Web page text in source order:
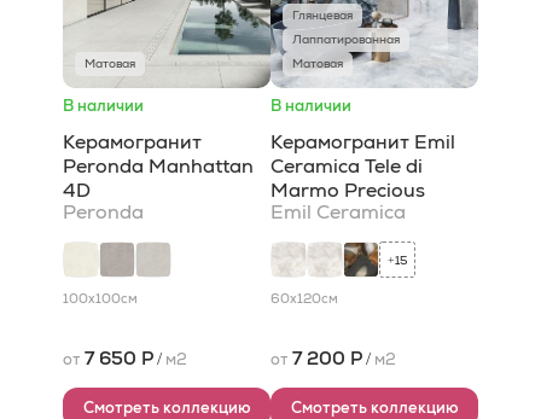
Матовая
В наличии
Керамогранит
Peronda Manhattan
4D
Peronda
100x100см
от 7 650 Р/ м2
Смотреть коллекцию
Глянцевая
Лаппатированная
Матовая
В наличии
Керамогранит Emil
Ceramica Tele di
Marmo Precious
Emil Ceramica
+15
60x120см
от 7 200 Р/ м2
Смотреть коллекцию